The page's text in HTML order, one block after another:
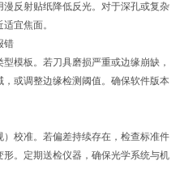
反射贴纸降低反光。对于深孔或复杂
宜焦面。
错
板。若刀具磨损严重或边缘崩缺，
或调整边缘检测阈值。确保软件版本
校准。若偏差持续存在，检查标准件
。定期送检仪器，确保光学系统与机